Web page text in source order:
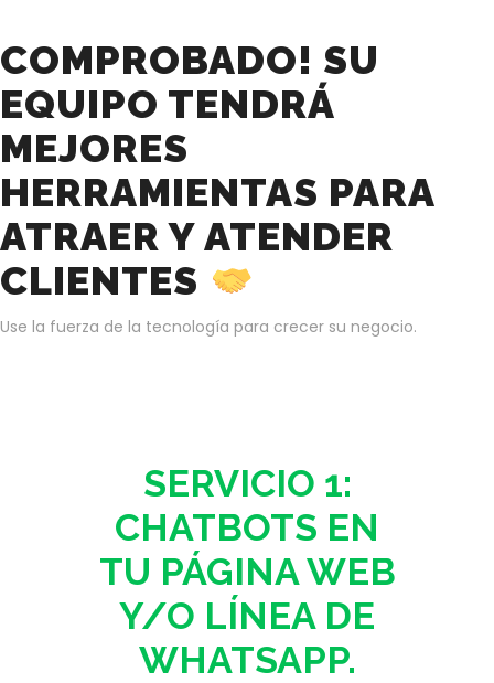
COMPROBADO! SU
EQUIPO TENDRÁ
MEJORES
HERRAMIENTAS PARA
ATRAER Y ATENDER
CLIENTES
Use la fuerza de la tecnología para crecer su negocio.
SERVICIO 1:
CHATBOTS EN
TU PÁGINA WEB
Y/O LÍNEA DE
WHATSAPP.